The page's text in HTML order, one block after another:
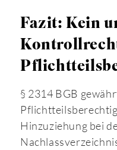
Fazit: Kein
§ 2314 BGB
Hinzuziehung bei